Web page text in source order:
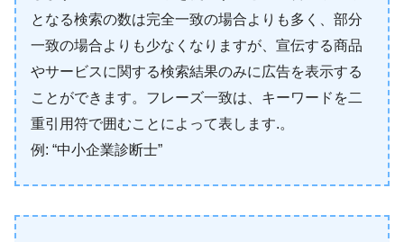
となる検索の数は完全一致の場合よりも多く、部分
一致の場合よりも少なくなりますが、宣伝する商品
やサービスに関する検索結果のみに広告を表示する
ことができます。フレーズ一致は、キーワードを二
重引用符で囲むことによって表します.。
例: “中小企業診断士”